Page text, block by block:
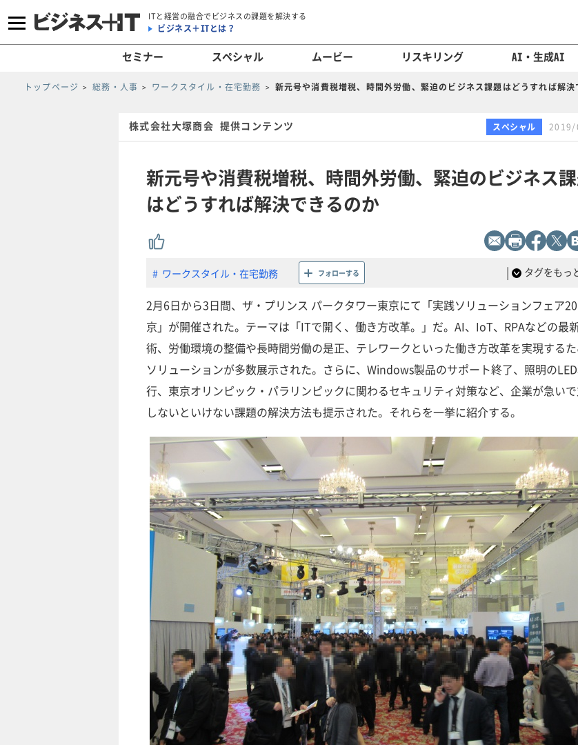
ITと経営の融合でビジネスの課題を解決する
ビジネス＋ITとは？
セミナー スペシャル ムービー リスキリング AI・生成AI
トップページ 総務・人事 ワークスタイル・在宅勤務 新元号や消費税増税、時間外労働、緊迫のビジネス課題はどうすれば解決
株式会社大塚商会 提供コンテンツ スペシャル 2019/
新元号や消費税増税、時間外労働、緊迫のビジネス
はどうすれば解決できるのか
ワークスタイル・在宅勤務 フォローする | タグをもっ
2月6日から3日間、ザ・プリンス パークタワー東京にて「実践ソリューションフェア
京」が開催された。テーマは「ITで開く、働き方改革。」だ。AI、IoT、RPAなどの最
術、労働環境の整備や長時間労働の是正、テレワークといった働き方改革を実現する
ソリューションが多数展示された。さらに、Windows製品のサポート終了、照明の
行、東京オリンピック・パラリンピックに関わるセキュリティ対策など、企業が急い
しないといけない課題の解決方法も提示された。それらを一挙に紹介する。